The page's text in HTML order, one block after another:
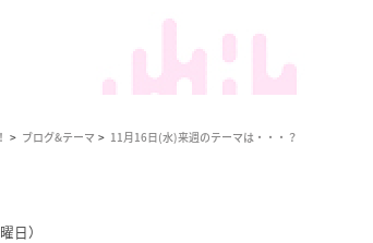
ブログ&テーマ 11月16日(水)来週のテーマは・・・？
日）